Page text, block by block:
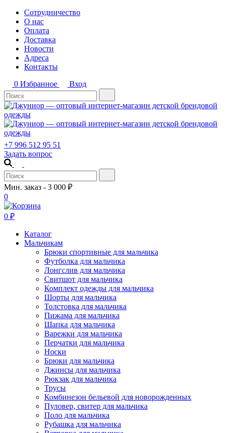
Сотрудничество
О нас
Оплата
Доставка
Новости
Адреса
Контакты
0 Избранное Вход
+7 996 512 95 51
Задать вопрос
Мин. заказ - 3 000 ₽
0
0 ₽
Каталог
Мальчикам
Брюки спортивные для мальчика
Футболка для мальчика
Лонгслив для мальчика
Свитшот для мальчика
Комплект одежды для мальчика
Шорты для мальчика
Толстовка для мальчика
Пижама для мальчика
Шапка для мальчика
Варежки для мальчика
Перчатки для мальчика
Носки
Брюки для мальчика
Джинсы для мальчика
Рюкзак для мальчика
Трусы
Комбинезон бельевой для новорожденных
Пуловер, свитер для мальчика
Поло для мальчика
Рубашка для мальчика